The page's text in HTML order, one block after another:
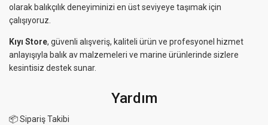
olarak balıkçılık deneyiminizi en üst seviyeye taşımak için
çalışıyoruz.
Kıyı Store, güvenli alışveriş, kaliteli ürün ve profesyonel hizmet
anlayışıyla balık av malzemeleri ve marine ürünlerinde sizlere
kesintisiz destek sunar.
Yardım
📦 Sipariş Takibi